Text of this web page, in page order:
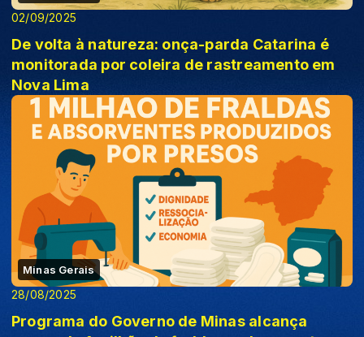
02/09/2025
De volta à natureza: onça-parda Catarina é
monitorada por coleira de rastreamento em
Nova Lima
Minas Gerais
28/08/2025
Programa do Governo de Minas alcança